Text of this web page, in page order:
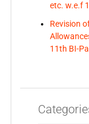
etc. w.e.f
Revision
11th BI-